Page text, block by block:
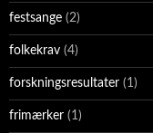
festsange (2)
folkekrav (4)
forskningsresultater (1)
frimærker (1)